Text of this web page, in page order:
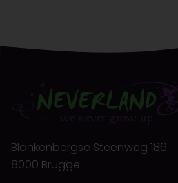
Blankenbergse Steenweg 186
8000 Brugge